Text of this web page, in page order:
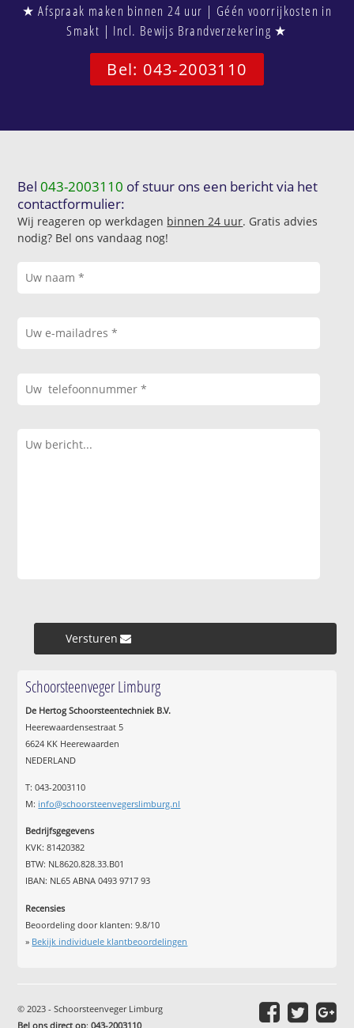
★ Afspraak maken binnen 24 uur | Géén voorrijkosten in
Smakt | Incl. Bewijs Brandverzekering ★
Bel: 043-2003110
Bel043-2003110 of stuur ons een bericht via het
contactformulier:
Wij reageren op werkdagen binnen 24 uur. Gratis advies
nodig? Bel ons vandaag nog!
Versturen »
Schoorsteenveger Limburg
De Hertog Schoorsteentechniek B.V.
Heerewaardensestraat 5
6624 KK Heerewaarden
NEDERLAND
T: 043-2003110
M: info@schoorsteenvegerslimburg.nl
Bedrijfsgegevens
KVK: 81420382
BTW: NL8620.828.33.B01
IBAN: NL65 ABNA 0493 9717 93
Recensies
Beoordeling door klanten:9.8/10
» Bekijk individuele klantbeoordelingen
© 2023 - Schoorsteenveger Limburg
Bel ons direct op:043-2003110